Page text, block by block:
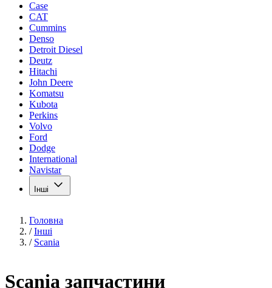
Case
CAT
Cummins
Denso
Detroit Diesel
Deutz
Hitachi
John Deere
Komatsu
Kubota
Perkins
Volvo
Ford
Dodge
International
Navistar
Інші
Головна
/ Інші
/ Scania
Scania запчастини